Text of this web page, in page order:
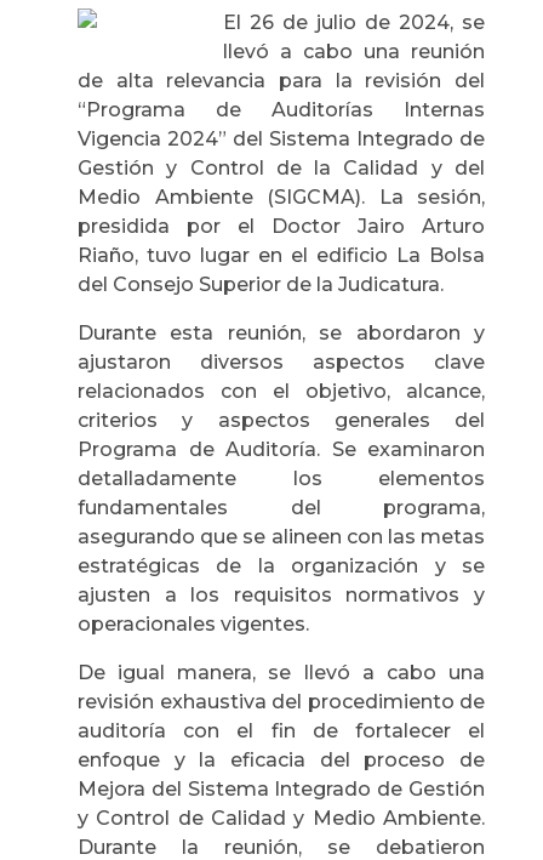
El 26 de julio de 2024, se
llevó a cabo una reunión
de alta relevancia para la revisión del
“Programa de Auditorías Internas
Vigencia 2024” del Sistema Integrado de
Gestión y Control de la Calidad y del
Medio Ambiente (SIGCMA). La sesión,
presidida por el Doctor Jairo Arturo
Riaño, tuvo lugar en el edificio La Bolsa
del Consejo Superior de la Judicatura.
Durante esta reunión, se abordaron y
ajustaron diversos aspectos clave
relacionados con el objetivo, alcance,
criterios y aspectos generales del
Programa de Auditoría. Se examinaron
detalladamente los elementos
fundamentales del programa,
asegurando que se alineen con las metas
estratégicas de la organización y se
ajusten a los requisitos normativos y
operacionales vigentes.
De igual manera, se llevó a cabo una
revisión exhaustiva del procedimiento de
auditoría con el fin de fortalecer el
enfoque y la eficacia del proceso de
Mejora del Sistema Integrado de Gestión
y Control de Calidad y Medio Ambiente.
Durante la reunión, se debatieron